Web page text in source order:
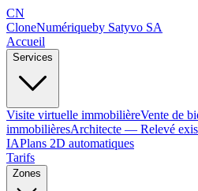
CN
CloneNumériqueby Satyvo SA
Accueil
Services
Visite virtuelle immobilièreVente de
immobilièresArchitecte — Relevé
IAPlans 2D automatiques
Tarifs
Zones